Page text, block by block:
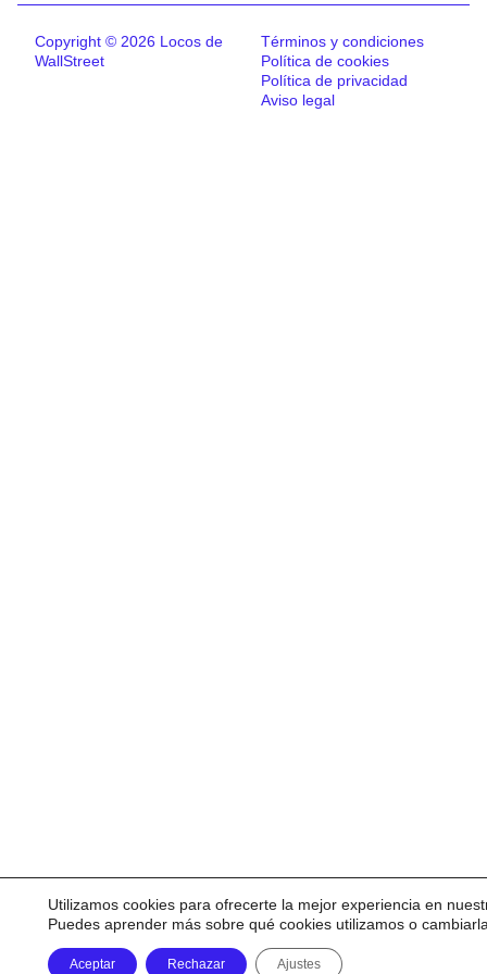
Copyright © 2026 Locos de
WallStreet
Términos y condiciones
Política de cookies
Política de privacidad
Aviso legal
Utilizamos cookies para ofrecerte la mejor experiencia en
Puedes aprender más sobre qué cookies utilizamos o
Aceptar Rechazar Ajustes